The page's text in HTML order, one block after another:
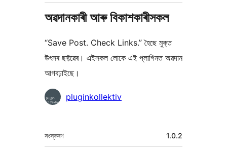
অৱদানকাৰী আৰু বিকাশকাৰীসকল
“Save Post. Check Links.” হৈছে মুক্ত
উৎসৰ ছফ্টৱেৰ। এইসকল লোকে এই প্লাগিনত অৱদান
আগবঢ়াইছে।
অৱদানকাৰীসকলpluginkollektiv
মেটা 1.0.2
সংস্কৰণ